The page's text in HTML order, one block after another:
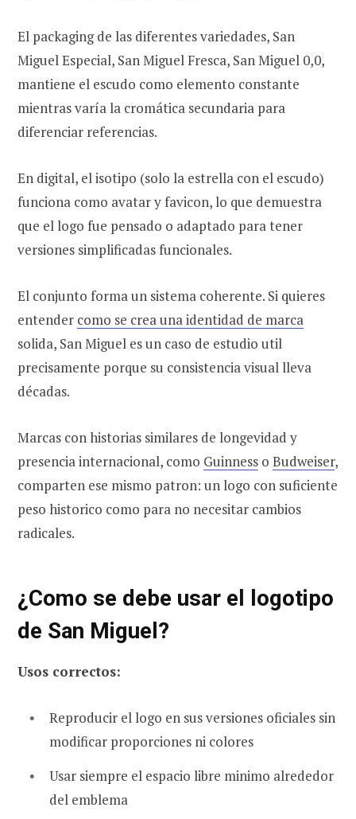
El packaging de las diferentes variedades, San
Miguel Especial, San Miguel Fresca, San Miguel 0,0,
mantiene el escudo como elemento constante
mientras varía la cromática secundaria para
diferenciar referencias.
En digital, el isotipo (solo la estrella con el escudo)
funciona como avatar y favicon, lo que demuestra
que el logo fue pensado o adaptado para tener
versiones simplificadas funcionales.
El conjunto forma un sistema coherente. Si quieres
entender como se crea una identidad de marca
solida, San Miguel es un caso de estudio util
precisamente porque su consistencia visual lleva
décadas.
Marcas con historias similares de longevidad y
presencia internacional, como Guinness o Budweiser,
comparten ese mismo patron: un logo con suficiente
peso historico como para no necesitar cambios
radicales.
¿Como se debe usar el logotipo
de San Miguel?
Usos correctos:
Reproducir el logo en sus versiones oficiales sin
modificar proporciones ni colores
Usar siempre el espacio libre minimo alrededor
del emblema